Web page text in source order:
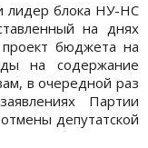
лидер блока НУ-НС
на днях
проект бюджета на
на содержание
в очередной раз
Партии
депутатской